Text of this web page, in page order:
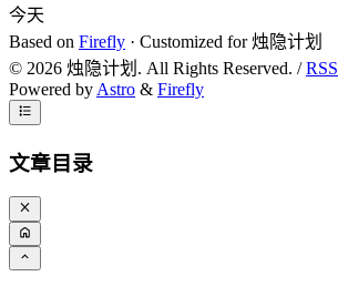
今天
Based on Firefly · Customized for 烛隐计划
© 2026 烛隐计划. All Rights Reserved. /RSS
Powered byAstro & Firefly
文章目录